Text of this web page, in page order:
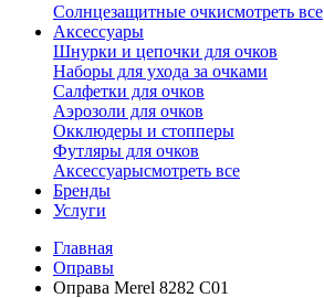
Солнцезащитные очкисмотреть все
Аксессуары
Шнурки и цепочки для очков
Наборы для ухода за очками
Салфетки для очков
Аэрозоли для очков
Окклюдеры и стопперы
Футляры для очков
Аксессуарысмотреть все
Бренды
Услуги
Главная
Оправы
Оправа Merel 8282 C01